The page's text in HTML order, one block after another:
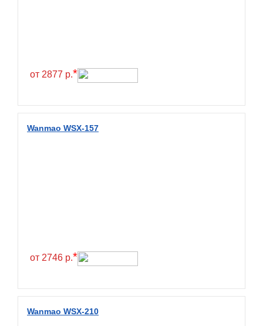
от 2877 р.*
Wanmao WSX-157
от 2746 р.*
Wanmao WSX-210